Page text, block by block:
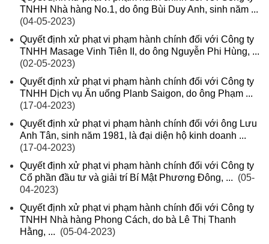
TNHH Nhà hàng No.1, do ông Bùi Duy Anh, sinh năm ...
(04-05-2023)
Quyết định xử phạt vi phạm hành chính đối với Công ty
TNHH Masage Vinh Tiên II, do ông Nguyễn Phi Hùng, ...
(02-05-2023)
Quyết định xử phạt vi phạm hành chính đối với Công ty
TNHH Dịch vụ Ăn uống Planb Saigon, do ông Phạm ...
(17-04-2023)
Quyết định xử phạt vi phạm hành chính đối với ông Lưu
Anh Tân, sinh năm 1981, là đại diện hộ kinh doanh ...
(17-04-2023)
Quyết định xử phạt vi phạm hành chính đối với Công ty
Cổ phần đầu tư và giải trí Bí Mật Phương Đông, ... (05-
04-2023)
Quyết định xử phạt vi phạm hành chính đối với Công ty
TNHH Nhà hàng Phong Cách, do bà Lê Thị Thanh
Hằng, ... (05-04-2023)